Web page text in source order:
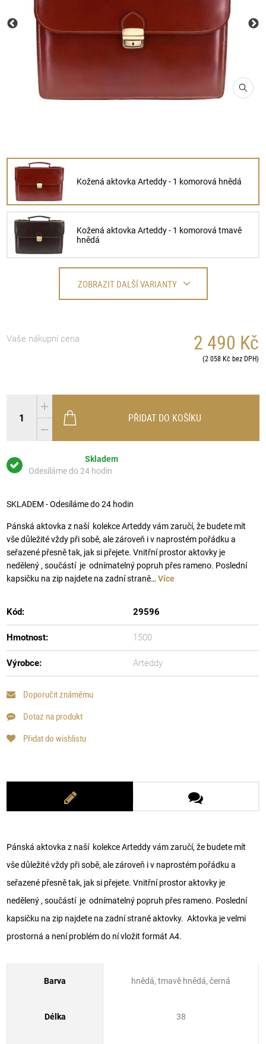
Kožená aktovka Arteddy - 1 komorová hnědá
Kožená aktovka Arteddy - 1 komorová tmavě
hnědá
ZOBRAZIT DALŠÍ VARIANTY
Vaše nákupní cena 2 490 Kč
(2 058 Kč bez DPH)
Skladem
Odesíláme do 24 hodin
PŘIDAT DO KOŠÍKU
SKLADEM - Odesíláme do 24 hodin
Pánská aktovka z naší kolekce Arteddy vám zaručí, že budete mít
vše důležité vždy při sobě, ale zároveň i v naprostém pořádku a
seřazené přesně tak, jak si přejete. Vnitřní prostor aktovky je
nedělený , součástí je odnímatelný popruh přes rameno. Poslední
kapsičku na zip najdete na zadní straně…Více
Kód: 29596
Hmotnost: 1500
Výrobce: Arteddy
Doporučit známému
Dotaz na produkt
Přidat do wishlistu
Pánská aktovka z naší kolekce Arteddy vám zaručí, že budete mít
vše důležité vždy při sobě, ale zároveň i v naprostém pořádku a
seřazené přesně tak, jak si přejete. Vnitřní prostor aktovky je
nedělený , součástí je odnímatelný popruh přes rameno. Poslední
kapsičku na zip najdete na zadní straně aktovky. Aktovka je velmi
prostorná a není problém do ní vložit formát A4.
Barva hnědá, tmavě hnědá, černá
Délka 38